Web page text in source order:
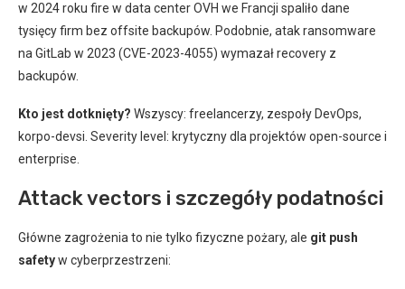
w 2024 roku fire w data center OVH we Francji spaliło dane
tysięcy firm bez offsite backupów. Podobnie, atak ransomware
na GitLab w 2023 (CVE-2023-4055) wymazał recovery z
backupów.
Kto jest dotknięty? Wszyscy: freelancerzy, zespoły DevOps,
korpo-devsi. Severity level: krytyczny dla projektów open-source i
enterprise.
Attack vectors i szczegóły podatności
Główne zagrożenia to nie tylko fizyczne pożary, ale git push
safetyw cyberprzestrzeni: